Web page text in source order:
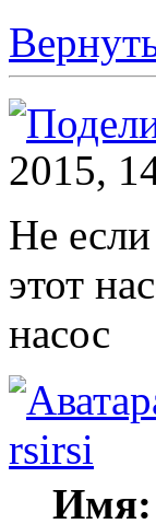
2015,
Не
этот
насос
rsirsi
Имя: